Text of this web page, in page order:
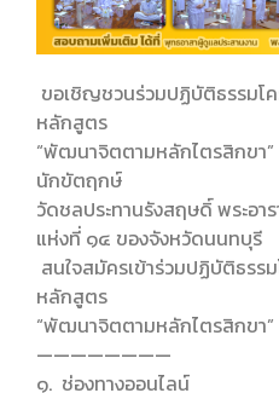
ขอเชิญชวนร่วมปฏิบัติธรรมโ
หลักสูตร
“พัฒนาจิตตามหลักไตรสิกขา”
นักขัตฤกษ์
วัดชลประทานรังสฤษดิ์ พระอ
แห่งที่ ๑๔ ของจังหวัดนนทบุรี
สนใจสมัครเข้าร่วมปฏิบัติธรร
หลักสูตร
“พัฒนาจิตตามหลักไตรสิกขา”
————————
๑. ช่องทางออนไลน์